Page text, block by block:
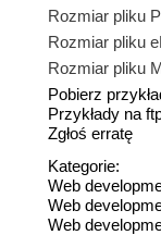
Rozmiar pliku
Rozmiar pliku
Rozmiar pliku
Pobierz
Przykłady na
Zgłoś erratę
Kategorie:
Web
Web
Web